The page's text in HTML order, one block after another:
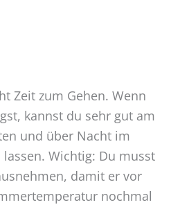
Zeit zum Gehen. Wenn
kannst du sehr gut am
und über Nacht im
Wichtig: Du musst
damit er vor
nochmal